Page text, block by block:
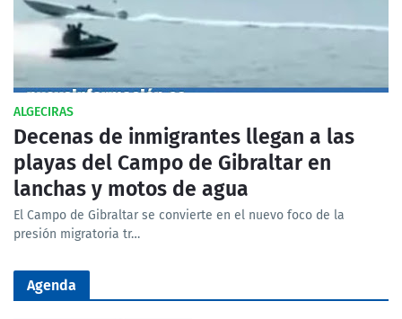
ALGECIRAS
Decenas de inmigrantes llegan a las
playas del Campo de Gibraltar en
lanchas y motos de agua
El Campo de Gibraltar se convierte en el nuevo foco de la
presión migratoria tr…
Agenda